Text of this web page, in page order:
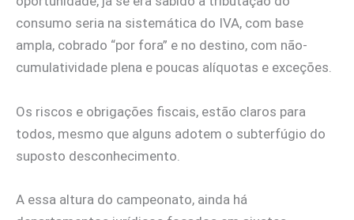
consumo seria na sistemática do IVA, com base
ampla, cobrado “por fora” e no destino, com não-
cumulatividade plena e poucas alíquotas e exceções.
Os riscos e obrigações fiscais, estão claros para
todos, mesmo que alguns adotem o subterfúgio do
suposto desconhecimento.
A essa altura do campeonato, ainda há